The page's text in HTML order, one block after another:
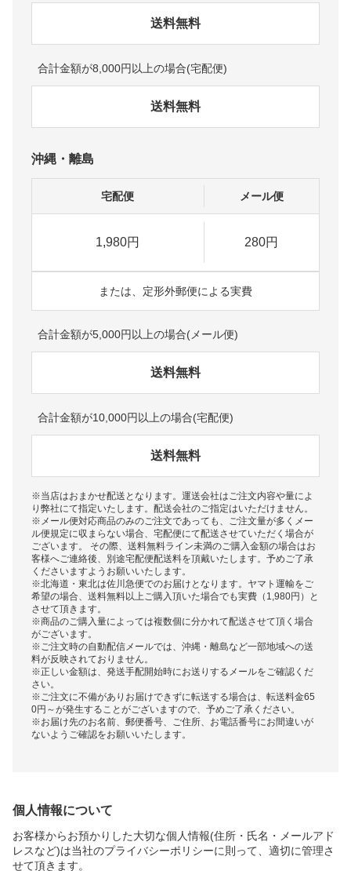
送料無料
合計金額が8,000円以上の場合(宅配便)
送料無料
沖縄・離島
宅配便 メール便
1,980円 280円
または、定形外郵便による実費
合計金額が5,000円以上の場合(メール便)
送料無料
合計金額が10,000円以上の場合(宅配便)
送料無料
※当店はおまかせ配送となります。運送会社はご注文内容や量によ
り弊社にて指定いたします。配送会社のご指定はいただけません。
※メール便対応商品のみのご注文であっても、ご注文量が多くメー
ル便規定に収まらない場合、宅配便にて配送させていただく場合が
ございます。 その際、送料無料ライン未満のご購入金額の場合はお
客様へご連絡後、別途宅配便配送料を頂戴いたします。予めご了承
くださいますようお願いいたします。
※北海道・東北は佐川急便でのお届けとなります。ヤマト運輸をご
希望の場合、送料無料以上ご購入頂いた場合でも実費（1,980円）と
させて頂きます。
※商品のご購入量によっては複数個に分かれて配送させて頂く場合
がございます。
※ご注文時の自動配信メールでは、沖縄・離島など一部地域への送
料が反映されておりません。
※正しい金額は、発送手配開始時にお送りするメールをご確認くだ
さい。
※ご注文に不備がありお届けできずに転送する場合は、転送料金65
0円～が発生することがございますので、予めご了承ください。
※お届け先のお名前、郵便番号、ご住所、お電話番号にお間違いが
ないようご確認をお願いいたします。
個人情報について
お客様からお預かりした大切な個人情報(住所・氏名・メールアド
レスなど)は当社のプライバシーポリシーに則って、適切に管理さ
せて頂きます。